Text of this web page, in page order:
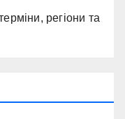
регіони та